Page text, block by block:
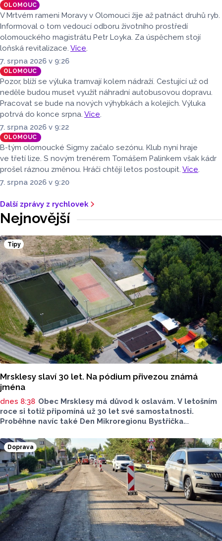
na konec bikesharingových služeb v Olomouci?
jsme zveřejnili v pořadí, v jakém je zastupitelé zaslali.
OLOMOUC
V Mrtvém rameni Moravy v Olomouci žije až patnáct druhů ryb.
Informoval o tom vedoucí odboru životního prostředí
olomouckého magistrátu Petr Loyka. Za úspěchem stojí
loňská revitalizace. Více.
7. srpna 2026 v 9:26
OLOMOUC
Pozor, blíží se výluka tramvají kolem nádraží. Cestující už od
neděle budou muset využít náhradní autobusovou dopravu.
Pracovat se bude na nových výhybkách a kolejích. Výluka
potrvá do konce srpna. Více.
7. srpna 2026 v 9:22
OLOMOUC
B-tým olomoucké Sigmy začalo sezónu. Klub nyní hraje
ve třetí lize. S novým trenérem Tomášem Palinkem však kádr
prošel ráznou změnou. Hráči chtějí letos postoupit. Více.
7. srpna 2026 v 9:20
Další zprávy z rychlovek
Nejnovější
Tipy
Mrsklesy slaví 30 let. Na pódium přivezou známá
jména
dnes 8:38 Obec Mrsklesy má důvod k oslavám. V letošním
roce si totiž připomíná už 30 let své samostatnosti.
Proběhne navíc také Den Mikroregionu Bystřička.
ani spousta hudebních vystoupení.
Doprava